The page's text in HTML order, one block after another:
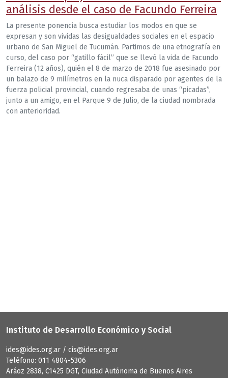
análisis desde el caso de Facundo Ferreira
La presente ponencia busca estudiar los modos en que se
expresan y son vividas las desigualdades sociales en el espacio
urbano de San Miguel de Tucumán. Partimos de una etnografía en
curso, del caso por “gatillo fácil” que se llevó la vida de Facundo
Ferreira (12 años), quién el 8 de marzo de 2018 fue asesinado por
un balazo de 9 milímetros en la nuca disparado por agentes de la
fuerza policial provincial, cuando regresaba de unas “picadas”,
junto a un amigo, en el Parque 9 de Julio, de la ciudad nombrada
con anterioridad.
Instituto de Desarrollo Económico y Social
ides@ides.org.ar / cis@ides.org.ar
Teléfono: 011 4804-5306
Aráoz 2838, C1425 DGT, Ciudad Autónoma de Buenos Aires